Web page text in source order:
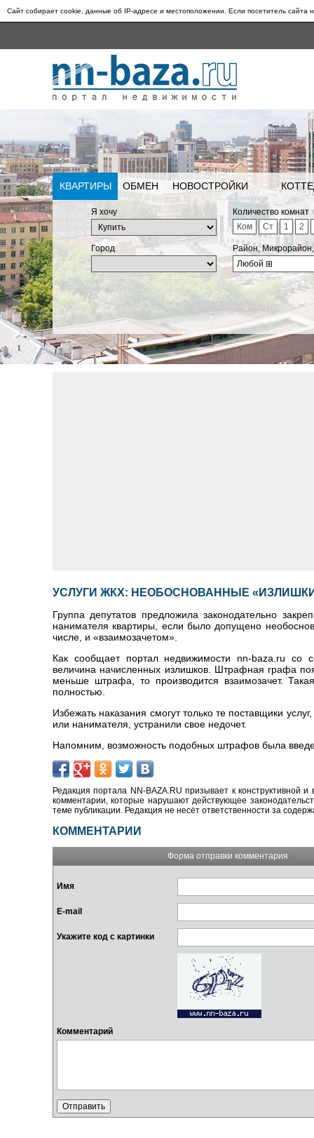
Сайт собирает cookie, данные об IP-адресе и местоположении. Если посетитель сайта
КВАРТИРЫ ОБМЕН НОВОСТРОЙКИ
Я хочу
Количество комнат
Ком
Ст 1 2
Город
Район,
Любой ⊞
УСЛУГИ ЖКХ: НЕОБОСНОВАННЫЕ
Группа депутатов предложила законодательно
нанимателя квартиры, если было допущено
числе, и «взаимозачетом».
Как сообщает портал недвижимости nn-baza.ru со
величина начисленных излишков. Штрафная графа
меньше штрафа, то производится взаимозачет.
полностью.
Избежать наказания смогут только те поставщики
или нанимателя, устранили свое недочет.
Напомним, возможность подобных штрафов была
Редакция портала NN-BAZA.RU призывает к конструктивной
комментарии, которые нарушают действующее
теме публикации. Редакция не несёт ответственности за
КОММЕНТАРИИ
Форма отправки комментария
Имя
E-mail
Укажите код с картинки
Комментарий